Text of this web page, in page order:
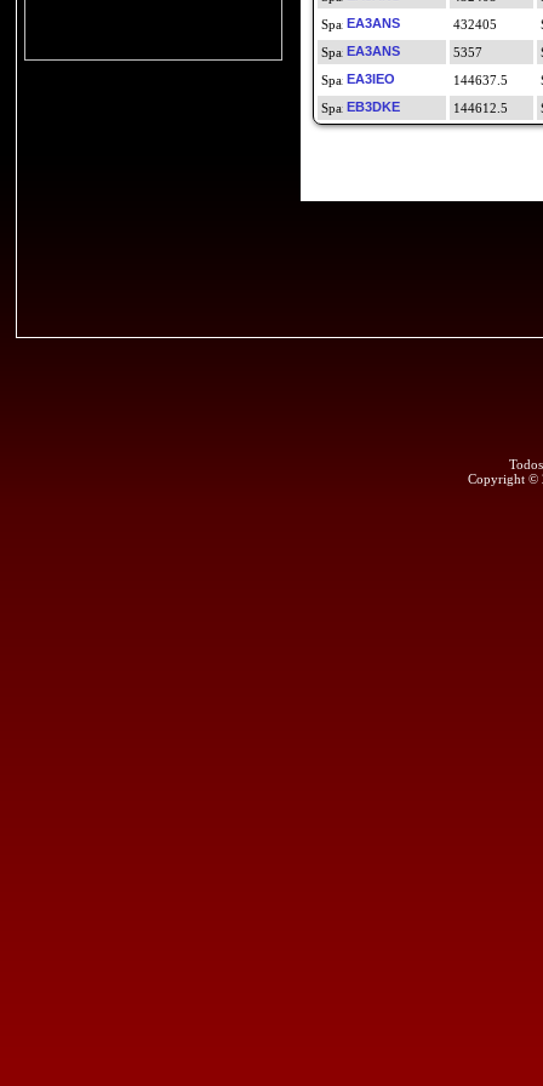
EA3ANS
432405
EA3ANS
5357
EA3IEO
144637.5
EB3DKE
144612.5
Copyright ©